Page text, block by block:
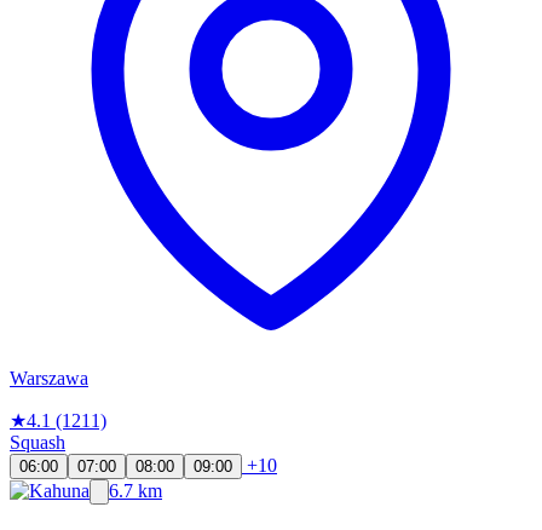
Warszawa
★4.1 (1211)
Squash
06:00 07:00 08:00 09:00
+10
6.7 km